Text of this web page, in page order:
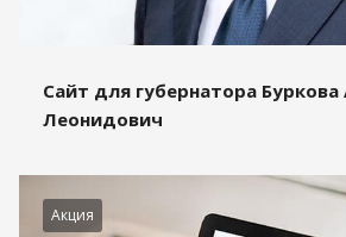
Сайт для губернатора Буркова
Леонидович
Акция